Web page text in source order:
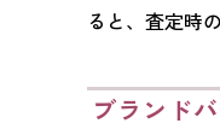
ると、査定時
ブランド